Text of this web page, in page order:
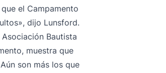
el Campamento
dijo Lunsford.
Bautista
muestra que
son más los que